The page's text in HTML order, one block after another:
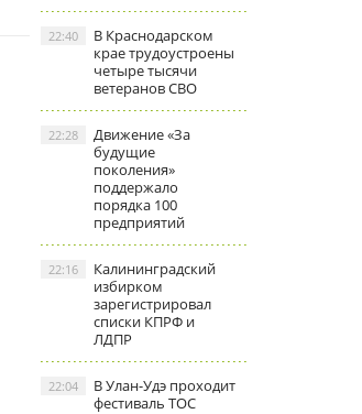
В Краснодарском
крае трудоустроены
четыре тысячи
ветеранов СВО
22:40
Движение «За
будущие
поколения»
поддержало
порядка 100
предприятий
22:28
Калининградский
избирком
зарегистрировал
списки КПРФ и
ЛДПР
22:16
В Улан-Удэ проходит
фестиваль ТОС
22:04